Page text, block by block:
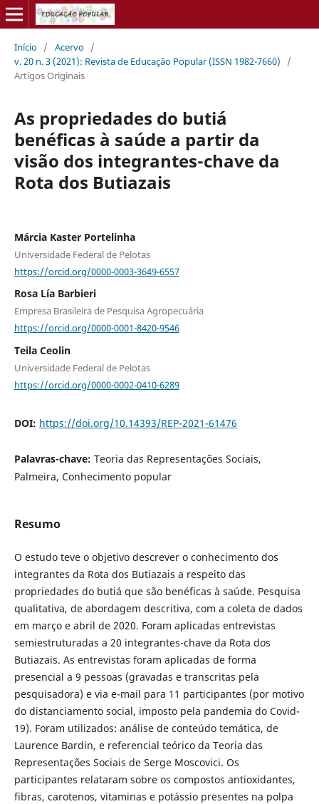
Início / Acervo /
v. 20 n. 3 (2021): Revista de Educação Popular (ISSN 1982-7660)
/
Artigos Originais
As propriedades do butiá
benéficas à saúde a partir da
visão dos integrantes-chave da
Rota dos Butiazais
Márcia Kaster Portelinha
Universidade Federal de Pelotas
https://orcid.org/0000-0003-3649-6557
Rosa Lía Barbieri
Empresa Brasileira de Pesquisa Agropecuária
https://orcid.org/0000-0001-8420-9546
Teila Ceolin
Universidade Federal de Pelotas
https://orcid.org/0000-0002-0410-6289
DOI: https://doi.org/10.14393/REP-2021-61476
Palavras-chave: Teoria das Representações Sociais,
Palmeira, Conhecimento popular
Resumo
O estudo teve o objetivo descrever o conhecimento dos
integrantes da Rota dos Butiazais a respeito das
propriedades do butiá que são benéficas à saúde. Pesquisa
qualitativa, de abordagem descritiva, com a coleta de dados
em março e abril de 2020. Foram aplicadas entrevistas
semiestruturadas a 20 integrantes-chave da Rota dos
Butiazais. As entrevistas foram aplicadas de forma
presencial a 9 pessoas (gravadas e transcritas pela
pesquisadora) e via e-mail para 11 participantes (por motivo
do distanciamento social, imposto pela pandemia do Covid-
19). Foram utilizados: análise de conteúdo temática, de
Laurence Bardin, e referencial teórico da Teoria das
Representações Sociais de Serge Moscovici. Os
participantes relataram sobre os compostos antioxidantes,
fibras, carotenos, vitaminas e potássio presentes na polpa